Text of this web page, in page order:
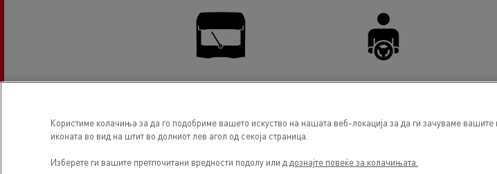
Локација
Користиме колачиња за да го подобриме вашето искуство на нашата веб-локација за да ги зачуваме
иконата во вид на штит во долниот лев агол од секоја страница.
Изберете ги вашите претпочитани вредности подолу или д дознајте повеќе за колачињата.